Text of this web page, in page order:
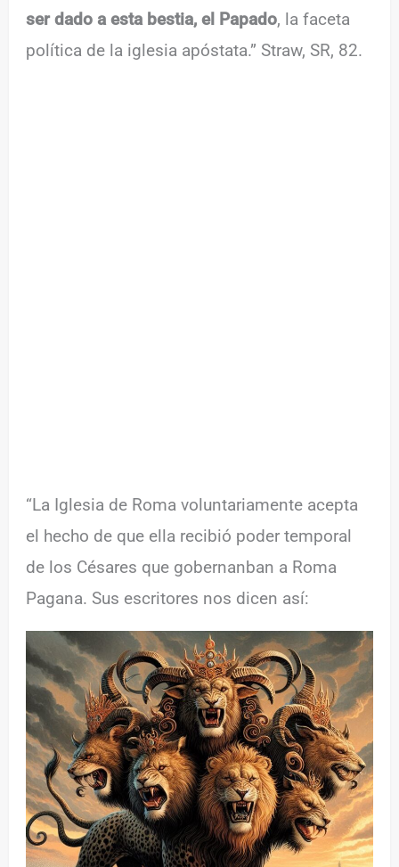
ser dado a esta bestia, el Papado, la faceta
política de la iglesia apóstata.” Straw, SR, 82.
“La Iglesia de Roma voluntariamente acepta
el hecho de que ella recibió poder temporal
de los Césares que gobernanban a Roma
Pagana. Sus escritores nos dicen así: